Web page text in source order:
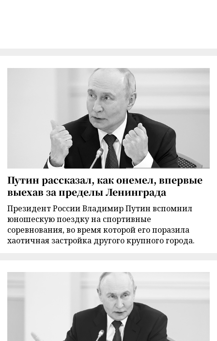
Путин рассказал, как онемел, впервые
выехав за пределы Ленинграда
Президент России Владимир Путин вспомнил
юношескую поездку на спортивные
соревнования, во время которой его поразила
хаотичная застройка другого крупного города.